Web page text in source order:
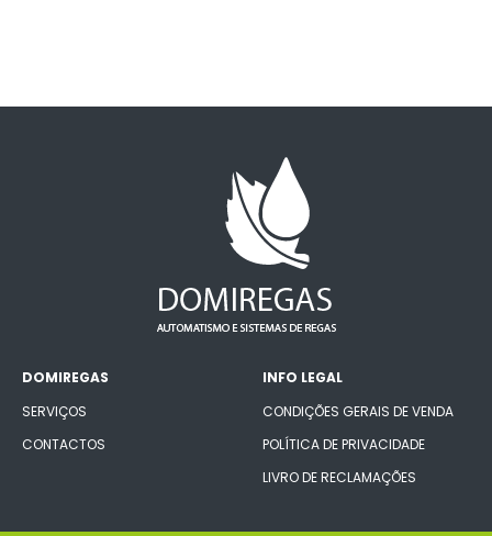
DOMIREGAS
SERVIÇOS
CONTACTOS
INFO LEGAL
CONDIÇÕES GERAIS DE VENDA
POLÍTICA DE PRIVACIDADE
LIVRO DE RECLAMAÇÕES